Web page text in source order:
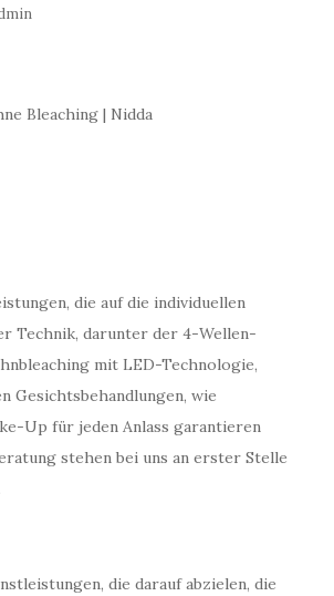
Bleaching | Nidda
die auf die individuellen
Technik, darunter der 4-Wellen-
mit LED-Technologie,
Gesichtsbehandlungen, wie
Up für jeden Anlass garantieren
stehen bei uns an erster Stelle
die darauf abzielen, die